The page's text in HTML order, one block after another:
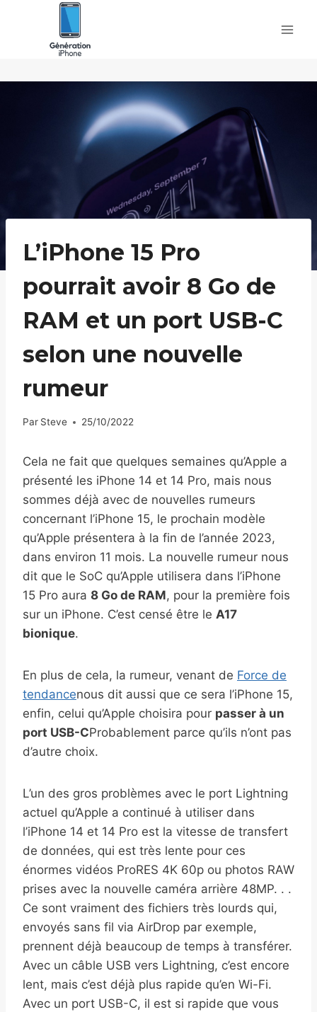
L’iPhone 15 Pro
pourrait avoir 8 Go de
RAM et un port USB-C
selon une nouvelle
rumeur
Par Steve 25/10/2022
Cela ne fait que quelques semaines qu’Apple a
présenté les iPhone 14 et 14 Pro, mais nous
sommes déjà avec de nouvelles rumeurs
concernant l’iPhone 15, le prochain modèle
qu’Apple présentera à la fin de l’année 2023,
dans environ 11 mois. La nouvelle rumeur nous
dit que le SoC qu’Apple utilisera dans l’iPhone
15 Pro aura 8 Go de RAM, pour la première fois
sur un iPhone. C’est censé être le A17
bionique.
En plus de cela, la rumeur, venant de Force de
tendancenous dit aussi que ce sera l’iPhone 15,
enfin, celui qu’Apple choisira pour passer à un
port USB-CProbablement parce qu’ils n’ont pas
d’autre choix.
L’un des gros problèmes avec le port Lightning
actuel qu’Apple a continué à utiliser dans
l’iPhone 14 et 14 Pro est la vitesse de transfert
de données, qui est très lente pour ces
énormes vidéos ProRES 4K 60p ou photos RAW
prises avec la nouvelle caméra arrière 48MP. . .
Ce sont vraiment des fichiers très lourds qui,
envoyés sans fil via AirDrop par exemple,
prennent déjà beaucoup de temps à transférer.
Avec un câble USB vers Lightning, c’est encore
lent, mais c’est déjà plus rapide qu’en Wi-Fi.
Avec un port USB-C, il est si rapide que vous